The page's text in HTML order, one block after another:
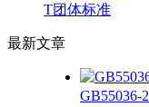
T团体标准
最新文章
GB55036-